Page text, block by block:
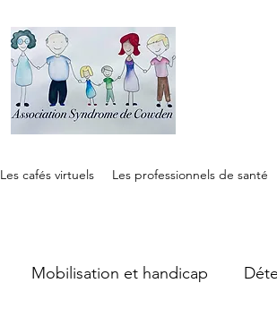
Les cafés virtuels Les professionnels de santé
Mobilisation et handicap